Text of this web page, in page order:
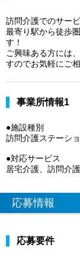
訪問介護でのサー
最寄り駅から徒歩
す！
ご興味ある方には
すのでお気軽にご
事業所情報1
●施設種別
訪問介護ステーシ
●対応サービス
居宅介護、訪問介護
応募情報
応募要件